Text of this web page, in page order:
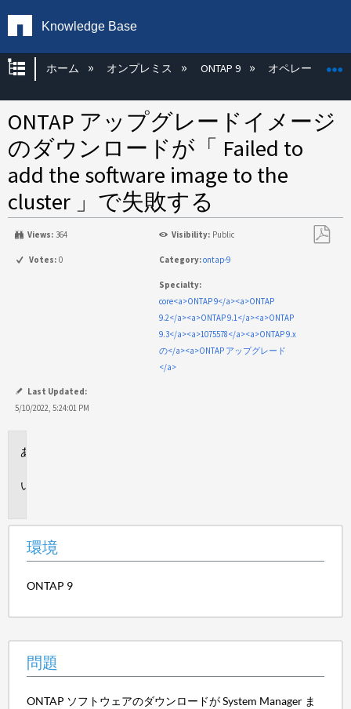
Knowledge Base
グローバル階層を展開/折りたたむ
ホーム オンプレミス ONTAP 9 オペレーティン
ONTAP アップグレードイメージ
のダウンロードが「 Failed to
add the software image to the
cluster 」で失敗する
Views: 364 Visibility: Public
Votes: 0 Category:ontap-9
Specialty:
core<a>ONTAP 9</a><a>ONTAP
9.2</a><a>ONTAP 9.1</a><a>ONTAP
9.3</a><a>1075578</a><a>ONTAP 9.x
の</a><a>ONTAP アップグレード
</a>
Last Updated:
5/10/2022, 5:24:01 PM
環境
ONTAP 9
問題
ONTAP ソフトウェアのダウンロードが System Manager ま